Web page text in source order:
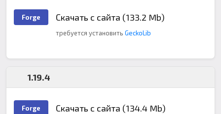
Forge Скачать с сайта (133.2 Mb)
требуется установить GeckoLib
1.19.4
Forge Скачать с сайта (134.4 Mb)